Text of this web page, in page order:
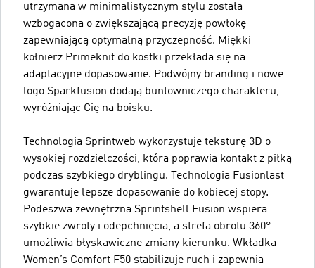
utrzymana w minimalistycznym stylu została
wzbogacona o zwiększającą precyzję powłokę
zapewniającą optymalną przyczepność. Miękki
kołnierz Primeknit do kostki przekłada się na
adaptacyjne dopasowanie. Podwójny branding i nowe
logo Sparkfusion dodają buntowniczego charakteru,
wyróżniając Cię na boisku.
Technologia Sprintweb wykorzystuje teksturę 3D o
wysokiej rozdzielczości, która poprawia kontakt z piłką
podczas szybkiego dryblingu. Technologia Fusionlast
gwarantuje lepsze dopasowanie do kobiecej stopy.
Podeszwa zewnętrzna Sprintshell Fusion wspiera
szybkie zwroty i odepchnięcia, a strefa obrotu 360°
umożliwia błyskawiczne zmiany kierunku. Wkładka
Women’s Comfort F50 stabilizuje ruch i zapewnia